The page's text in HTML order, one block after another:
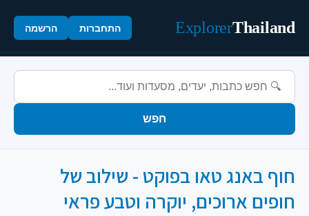
Thailand
Explorer התחברות הרשמה
חפש
חוף באנג טאו בפוקט - שילוב של
חופים ארוכים, יוקרה וטבע פראי